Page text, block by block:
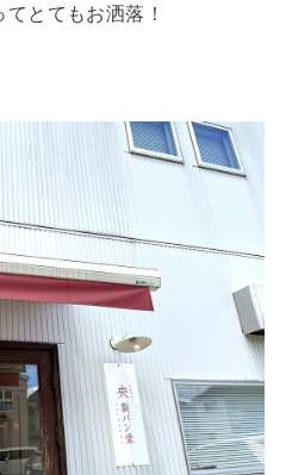
とてもお洒落！